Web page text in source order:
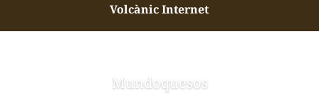
Volcànic Internet
Mundoquesos